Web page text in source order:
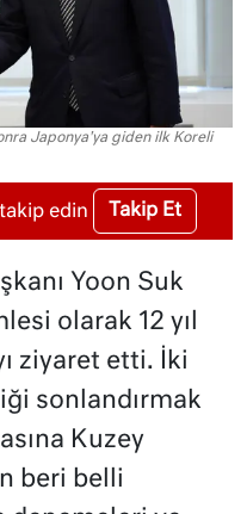
Japonya'ya giden ilk Koreli
edin Takip Et
Yoon Suk
olarak 12 yıl
ziyaret etti. İki
sonlandırmak
Kuzey
beri belli